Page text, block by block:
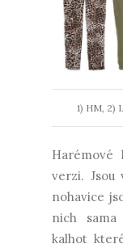
1) HM, 2)
verzi. Jsou
nohavice
nich
kalhot